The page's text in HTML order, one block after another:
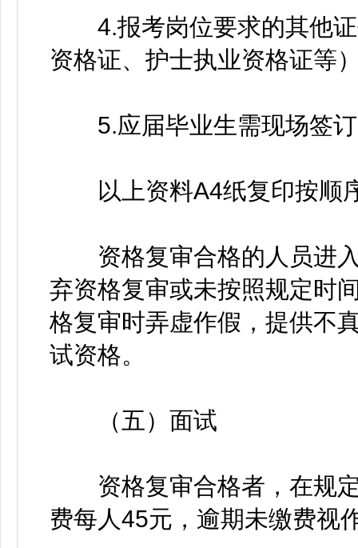
4.报考岗位要求的其他证
资格证、护士执业资格证等
5.应届毕业生需现场签订
以上资料A4纸复印按顺
资格复审合格的人员进入
弃资格复审或未按照规定时
格复审时弄虚作假，提供不
试资格。
（五）面试
资格复审合格者，在规定
费每人45元，逾期未缴费视